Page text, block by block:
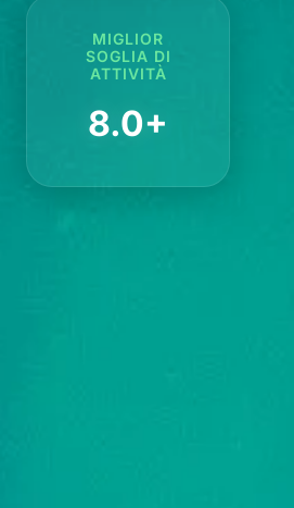
MIGLIOR
SOGLIA DI
ATTIVITÀ
8.0+